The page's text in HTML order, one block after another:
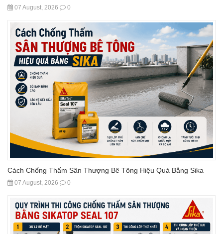
07 August, 2026 0
Cách Chống Thấm Sân Thượng Bê Tông Hiệu Quả Bằng Sika
07 August, 2026 0